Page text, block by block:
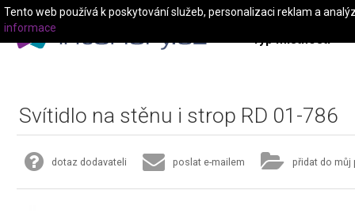
Typ místnosti
Svítidlo na stěnu i strop RD 01-786
dotaz dodavateli poslat e-mailem přidat do můj
Tento web používá k poskytování služeb, personalizaci reklam a
informace